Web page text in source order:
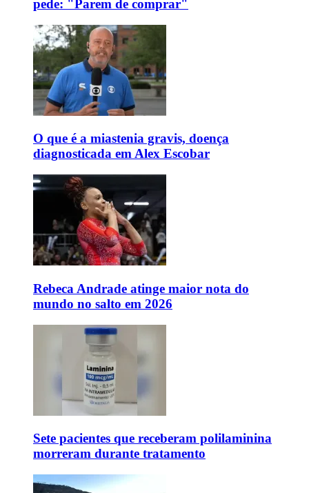
pede: "Parem de comprar"
O que é a miastenia gravis, doença
diagnosticada em Alex Escobar
Rebeca Andrade atinge maior nota do
mundo no salto em 2026
Sete pacientes que receberam polilaminina
morreram durante tratamento